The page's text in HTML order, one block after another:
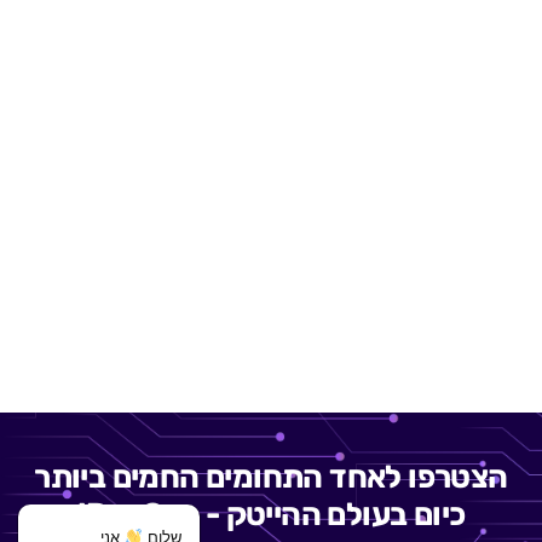
הצטרפו לאחד התחומים החמים ביותר
כיום בעולם ההייטק - DevOps!
שלום אני